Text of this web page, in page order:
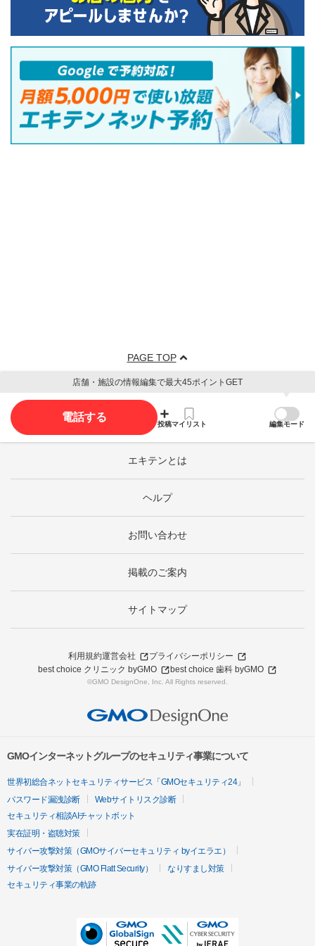
PAGE TOP
店舗・施設の情報編集で最大45ポイントGET
電話する
投稿マイリスト 編集モード
エキテンとは
ヘルプ
お問い合わせ
掲載のご案内
サイトマップ
利用規約運営会社
プライバシーポリシー
best choice クリニック byGMO
best choice 歯科 byGMO
©GMO DesignOne, Inc. All Rights reserved.
GMOインターネットグループのセキュリティ事業について
世界初総合ネットセキュリティサービス「GMOセキュリティ24」
パスワード漏洩診断
Webサイトリスク診断
セキュリティ相談AIチャットボット
実在証明・盗聴対策
サイバー攻撃対策（GMOサイバーセキュリティ byイエラエ）
サイバー攻撃対策（GMO Flatt Security）
なりすまし対策
セキュリティ事業の軌跡